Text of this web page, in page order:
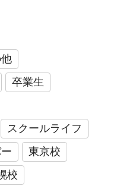
卒業生
スクールライフ
東京校
校